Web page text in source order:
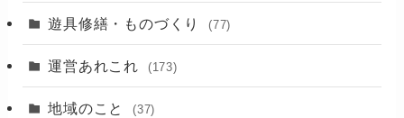
遊具修繕・ものづくり (77)
運営あれこれ (173)
地域のこと (37)